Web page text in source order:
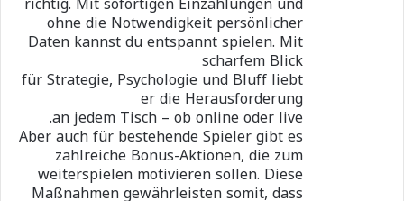
ohne die Notwendigkeit persönlicher
Daten kannst du entspannt spielen. Mit
scharfem Blick
für Strategie, Psychologie und Bluff liebt
er die Herausforderung
an jedem Tisch – ob online oder live.
Aber auch für bestehende Spieler gibt es
zahlreiche Bonus-Aktionen, die zum
weiterspielen motivieren sollen. Diese
Maßnahmen gewährleisten somit, dass